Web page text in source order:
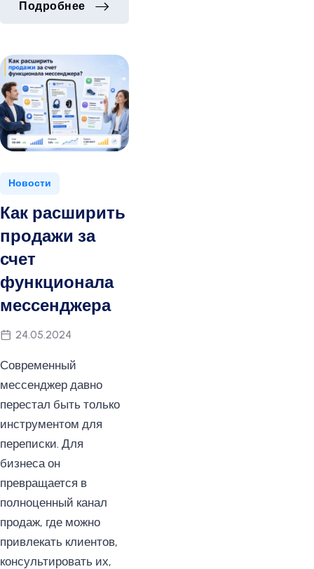
Подробнее
Какой формат размещения в МАКС
Новости
Как расширить
продажи за
счет
функционала
мессенджера
24.05.2024
Современный
мессенджер давно
перестал быть только
инструментом для
переписки. Для
бизнеса он
превращается в
полноценный канал
продаж, где можно
привлекать клиентов,
консультировать их,